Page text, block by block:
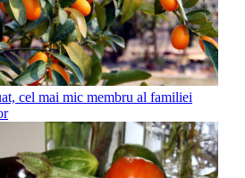
cel mai mic membru al familiei